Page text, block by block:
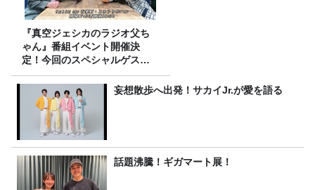
『真空ジェシカのラジオ父ち
ゃん』番組イベント開催決
定！今回のスペシャルゲスト
は、タカアンドトシ！
妄想散歩へ出発！サカイJr.が愛を語る
話題沸騰！ギガマート展！